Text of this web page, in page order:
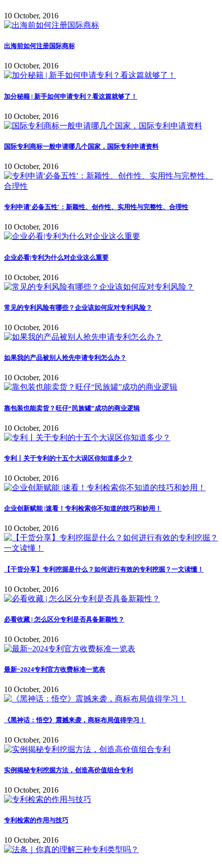
10 October, 2016
出海前如何注册国际商标
10 October, 2016
加分秘籍 | 新手如何申请专利？看这篇就够了！
10 October, 2016
国际专利商标一般申请哪几个国家，国际专利申请资料
10 October, 2016
专利申请'必备五性'：新颖性、创作性、实用性与完整性、合理性
10 October, 2016
企业必看|专利为什么对企业这么重要
10 October, 2016
常见的专利风险有哪些？企业该如何应对专利风险？
10 October, 2016
如果我的产品被别人抢先申请专利怎么办？
10 October, 2016
靠包装也能卖货？旺仔“民族罐”成功的商业逻辑
10 October, 2016
专利丨关于专利的十五个大误区你知道多少？
10 October, 2016
企业创新赋能 |速看！专利检索你不知道的技巧和妙用！
10 October, 2016
【干货分享】专利挖掘是什么？如何进行有效的专利挖掘？一文读懂！
10 October, 2016
必看收藏 | 怎么区分专利是否具备新颖性？
10 October, 2016
最新~2024专利官方收费标准一览表
10 October, 2016
《黑神话：悟空》震撼来袭，商标布局值得学习！
10 October, 2016
实例揭秘专利挖掘方法，创造高价值组合专利
10 October, 2016
专利检索的作用与技巧
10 October, 2016